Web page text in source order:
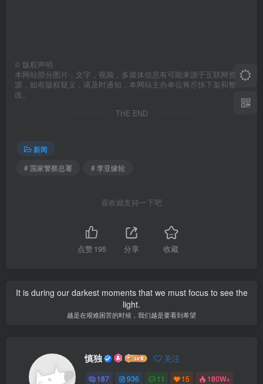
© 版权声明
本网站部分图片，文字，视频，多媒体信息有可能来源于互联网资
源，如有版权疑义，请及时通知，本网站主办单位将尽快下架和整
改。
THE END
新闻
# 国家警察总署
# 李亚缘轮
喜欢就支持一下吧
点赞195 分享 收藏
It is during our darkest moments that we must focus to see the
light.
越是在艰难困苦的时候，我们越是要看到希望
慎独 关注
187 936 11 15 180W+